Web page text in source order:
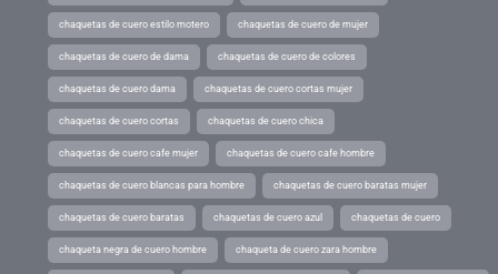
chaquetas de cuero estilo motero chaquetas de cuero de mujer
chaquetas de cuero de dama chaquetas de cuero de colores
chaquetas de cuero dama chaquetas de cuero cortas mujer
chaquetas de cuero cortas chaquetas de cuero chica
chaquetas de cuero cafe mujer chaquetas de cuero cafe hombre
chaquetas de cuero blancas para hombre chaquetas de cuero baratas mujer
chaquetas de cuero baratas chaquetas de cuero azul chaquetas de cuero
chaqueta negra de cuero hombre chaqueta de cuero zara hombre